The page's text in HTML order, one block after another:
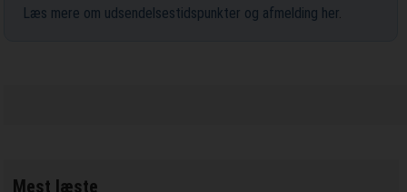
Læs mere om udsendelsestidspunkter og afmelding her
Mest læste